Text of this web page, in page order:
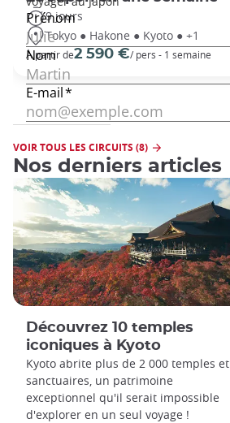
9 jours
Tokyo ● Hakone ● Kyoto ● +1
À partir de2 590 €/ pers - 1 semaine
VOIR TOUS LES CIRCUITS (8)
Nos derniers articles
Découvrez 10 temples
iconiques à Kyoto
Kyoto abrite plus de 2 000 temples et
sanctuaires, un patrimoine
exceptionnel qu'il serait impossible
d'explorer en un seul voyage !